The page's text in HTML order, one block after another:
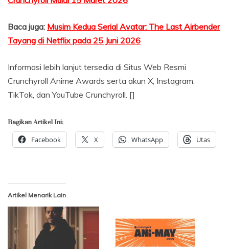
Baca juga: Musim Kedua Serial Avatar: The Last Airbender
Tayang di Netflix pada 25 Juni 2026
Informasi lebih lanjut tersedia di Situs Web Resmi
Crunchyroll Anime Awards serta akun X, Instagram,
TikTok, dan YouTube Crunchyroll. []
Bagikan Artikel Ini:
Facebook X WhatsApp Utas
Artikel Menarik Lain